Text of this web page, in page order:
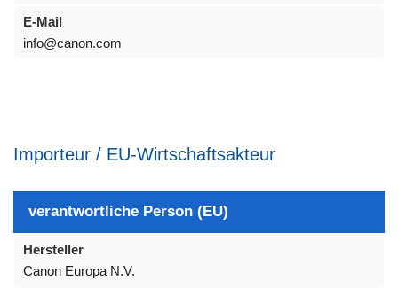
E-Mail
info@canon.com
Importeur / EU-Wirtschaftsakteur
verantwortliche Person (EU)
Hersteller
Canon Europa N.V.